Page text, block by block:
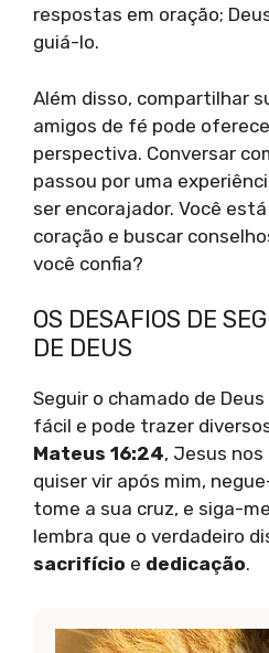
respostas em oração;
guiá-lo.
Além disso, compartilhar
amigos de fé pode
perspectiva. Conversar
passou por uma
ser encorajador. Você
coração e buscar
você confia?
OS DESAFIOS DE
DE DEUS
Seguir o chamado de
fácil e pode trazer
Mateus 16:24, Jesus nos
quiser vir após mim,
tome a sua cruz, e siga-
lembra que o verdadeiro
sacrifício e dedicação.